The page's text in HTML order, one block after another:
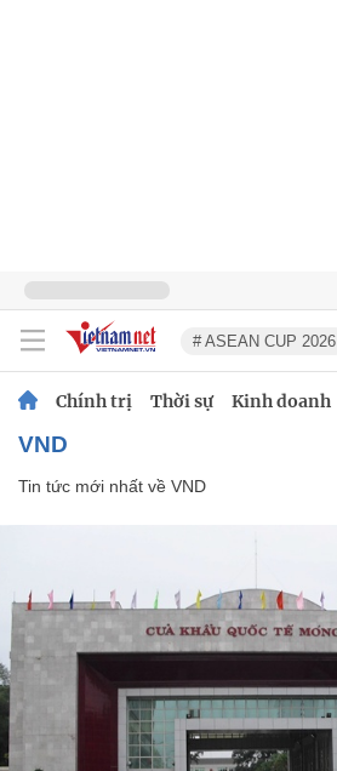
# ASEAN CUP 2026
Chính trị Thời sự Kinh doanh
VND
Tin tức mới nhất về VND